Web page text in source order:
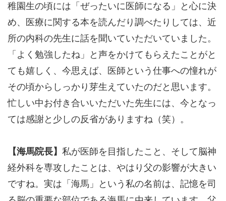
稚園生の頃には「ぜったいに医師になる」と心に決
め、医療に関する本を読んだり調べたりしては、近
所の内科の先生に話を聞いていただいていました。
「よく勉強したね」と声をかけてもらえたことがと
ても嬉しく、今思えば、医師という仕事への憧れが
その頃からしっかり芽生えていたのだと思います。
忙しい中お付き合いいただいた先生には、今となっ
ては感謝と少しの反省がありますね（笑）。
【海馬院長】 私が医師を目指したこと、そして脳神
経外科を専攻したことは、やはり父の影響が大きい
ですね。実は「海馬」という私の名前は、記憶を司